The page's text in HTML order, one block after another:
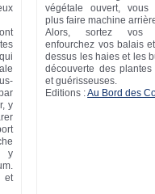
y
y
et
végétale ouvert, vous
plus faire machine arrière
Alors, sortez vos
enfourchez vos balais
dessus les haies et les
découverte des plantes
et guérisseuses.
Editions :Au Bord des